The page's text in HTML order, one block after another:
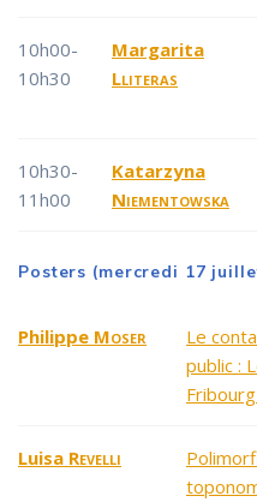
10h00-
10h30
Margarita
Lliteras
10h30-
11h00
Katarzyna
Niementowska
Posters (mercredi 17
Philippe Moser
Le
public :
Luisa Revelli